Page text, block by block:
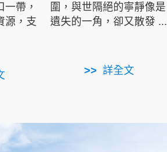
帶，
源，支
圍，與世隔絕的寧靜像是
遺失的一角，卻又散發 ...
詳全文